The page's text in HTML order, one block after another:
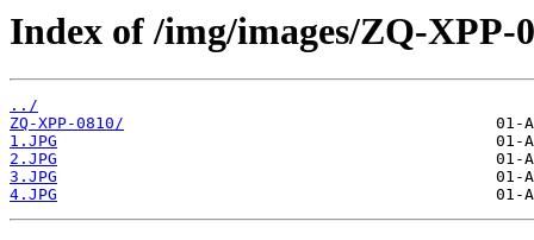
Index of /img/images/ZQ-XPP-
../
ZQ-XPP-0810/
1.JPG
2.JPG
3.JPG
4.JPG